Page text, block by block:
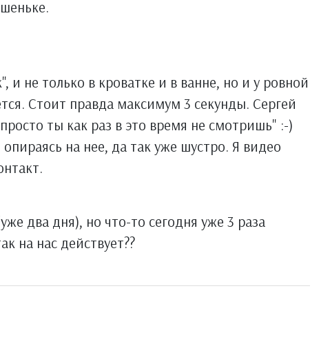
и не только в кроватке и в ванне, но и у ровной
Стоит правда максимум 3 секунды. Сергей
ты как раз в это время не смотришь" :-)
на нее, да так уже шустро. Я видео
два дня), но что-то сегодня уже 3 раза
на нас действует??